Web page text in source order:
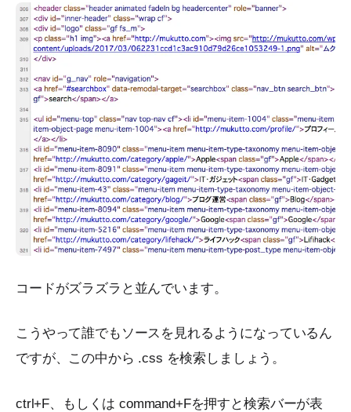
コードがズラズラと並んでいます。
こうやって誰でもソースを見れるようになっているん
ですが、この中から .css を検索しましょう。
ctrl+F、もしくは command+Fを押すと検索バーが表